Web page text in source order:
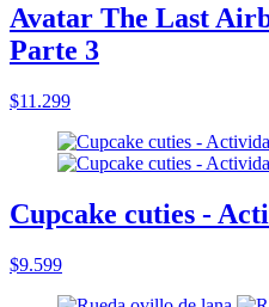
Avatar The Last
Parte 3
$11.299
Cupcake cuties -
$9.599